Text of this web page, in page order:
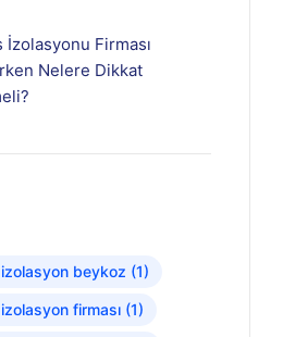
İzolasyonu Firması
Nelere Dikkat
beykoz (1)
firması (1)